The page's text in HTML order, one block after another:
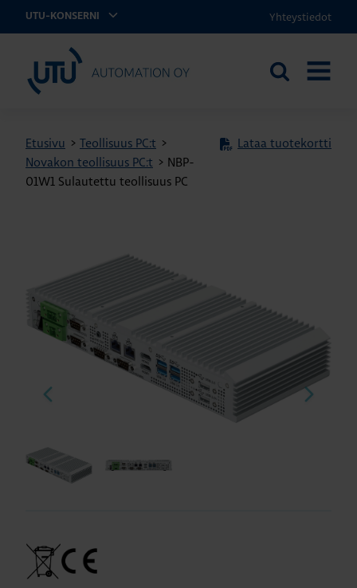
UTU-KONSERNI Yhteystiedot
UTU Automation
Etsi
Etusivu > Teollisuus PC:t >
Novakon teollisuus PC:t > NBP-
01W1 Sulautettu teollisuus PC
Lataa tuotekortti